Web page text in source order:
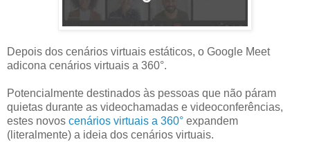
Depois dos cenários virtuais estáticos, o Google Meet
adicona cenários virtuais a 360°.
Potencialmente destinados às pessoas que não páram
quietas durante as videochamadas e videoconferências,
estes novos cenários virtuais a 360° expandem
(literalmente) a ideia dos cenários virtuais.